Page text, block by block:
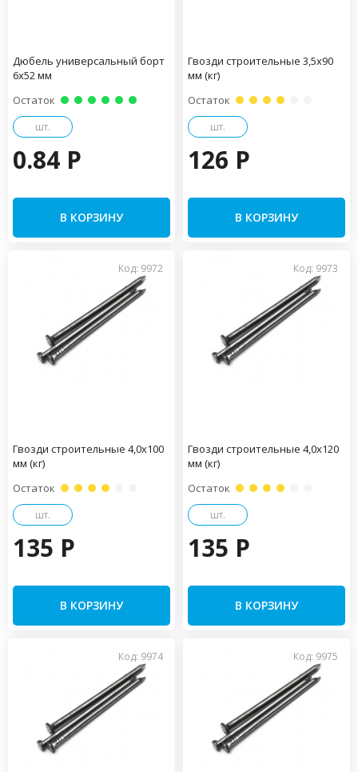
Дюбель универсальный борт
6х52 мм
Остаток
шт.
0.84 P
В КОРЗИНУ
Гвозди строительные 3,5х90
мм (кг)
Остаток
шт.
126 P
В КОРЗИНУ
Код: 9972
Гвозди строительные 4,0х100
мм (кг)
Остаток
шт.
135 P
В КОРЗИНУ
Код: 9973
Гвозди строительные 4,0х120
мм (кг)
Остаток
шт.
135 P
В КОРЗИНУ
Код: 9974 Код: 9975